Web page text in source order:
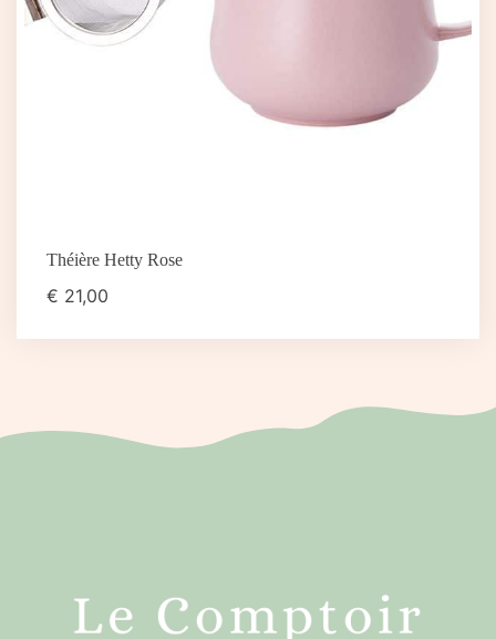
Théière Hetty Rose
€ 21,00